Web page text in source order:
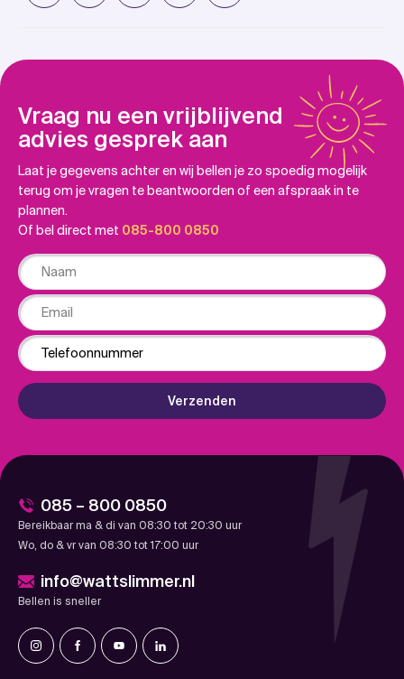
Vraag nu een vrijblijvend
advies gesprek aan
Laat je gegevens achter en wij bellen je zo spoedig mogelijk
terug om je vragen te beantwoorden of een afspraak in te
plannen.
Of bel direct met 085-800 0850
Naam
Email
Phone
Verzenden
085 – 800 0850
Bereikbaar ma & di van 08:30 tot 20:30 uur
Wo, do & vr van 08:30 tot 17:00 uur
info@wattslimmer.nl
Bellen is sneller